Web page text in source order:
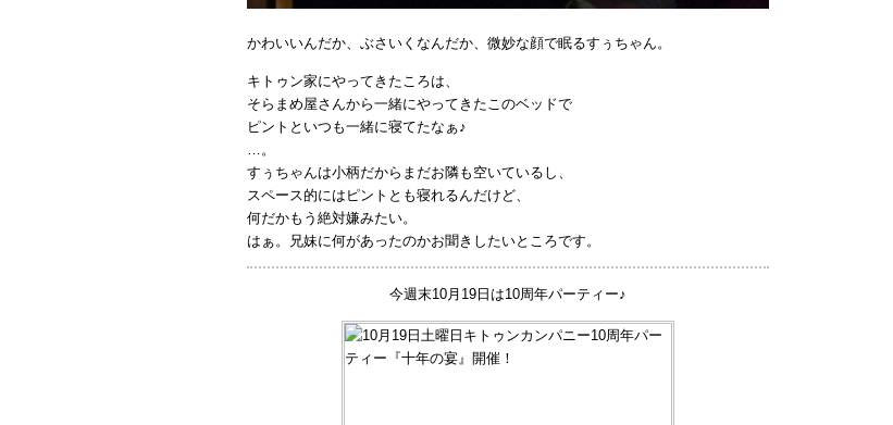
かわいいんだか、ぶさいくなんだか、微妙な顔で眠るすぅちゃん。
キトゥン家にやってきたころは、
そらまめ屋さんから一緒にやってきたこのベッドで
ピントといつも一緒に寝てたなぁ♪
…。
すぅちゃんは小柄だからまだお隣も空いているし、
スペース的にはピントとも寝れるんだけど、
何だかもう絶対嫌みたい。
はぁ。兄妹に何があったのかお聞きしたいところです。
今週末10月19日は10周年パーティー♪